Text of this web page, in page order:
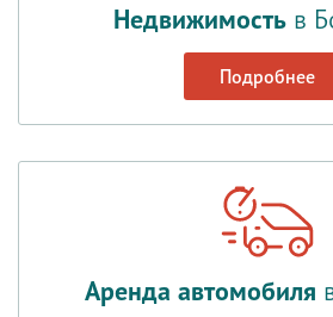
Недвижимость в
Подробнее
Аренда автомобиля